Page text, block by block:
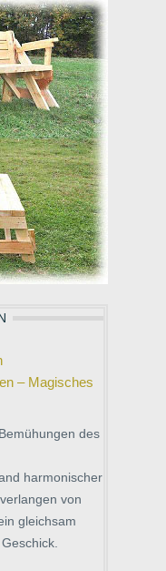
– Magisches
des
harmonischer
von
gleichsam